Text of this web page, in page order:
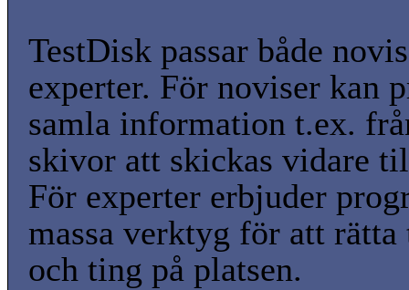
TestDisk passar både
experter. För noviser kan
samla information t.ex.
skivor att skickas vidare
För experter erbjuder
massa verktyg för att
och ting på platsen.